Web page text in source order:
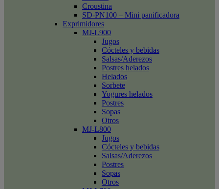
Croustina
SD-PN100 – Mini panificadora
Exprimidores
MJ-L900
Jugos
Cócteles y bebidas
Salsas/Aderezos
Postres helados
Helados
Sorbete
Yogures helados
Postres
Sopas
Otros
MJ-L800
Jugos
Cócteles y bebidas
Salsas/Aderezos
Postres
Sopas
Otros